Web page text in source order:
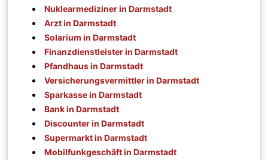
Nuklearmediziner in Darmstadt
Arzt in Darmstadt
Solarium in Darmstadt
Finanzdienstleister in Darmstadt
Pfandhaus in Darmstadt
Versicherungsvermittler in Darmstadt
Sparkasse in Darmstadt
Bank in Darmstadt
Discounter in Darmstadt
Supermarkt in Darmstadt
Mobilfunkgeschäft in Darmstadt